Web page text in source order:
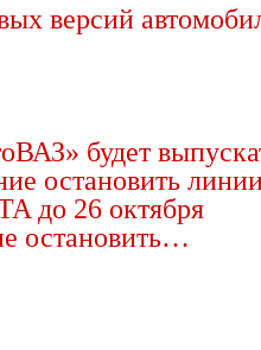
версий
будет
остановить…